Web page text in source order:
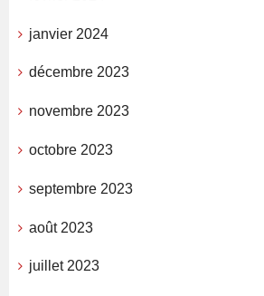
janvier 2024
décembre 2023
novembre 2023
octobre 2023
septembre 2023
août 2023
juillet 2023